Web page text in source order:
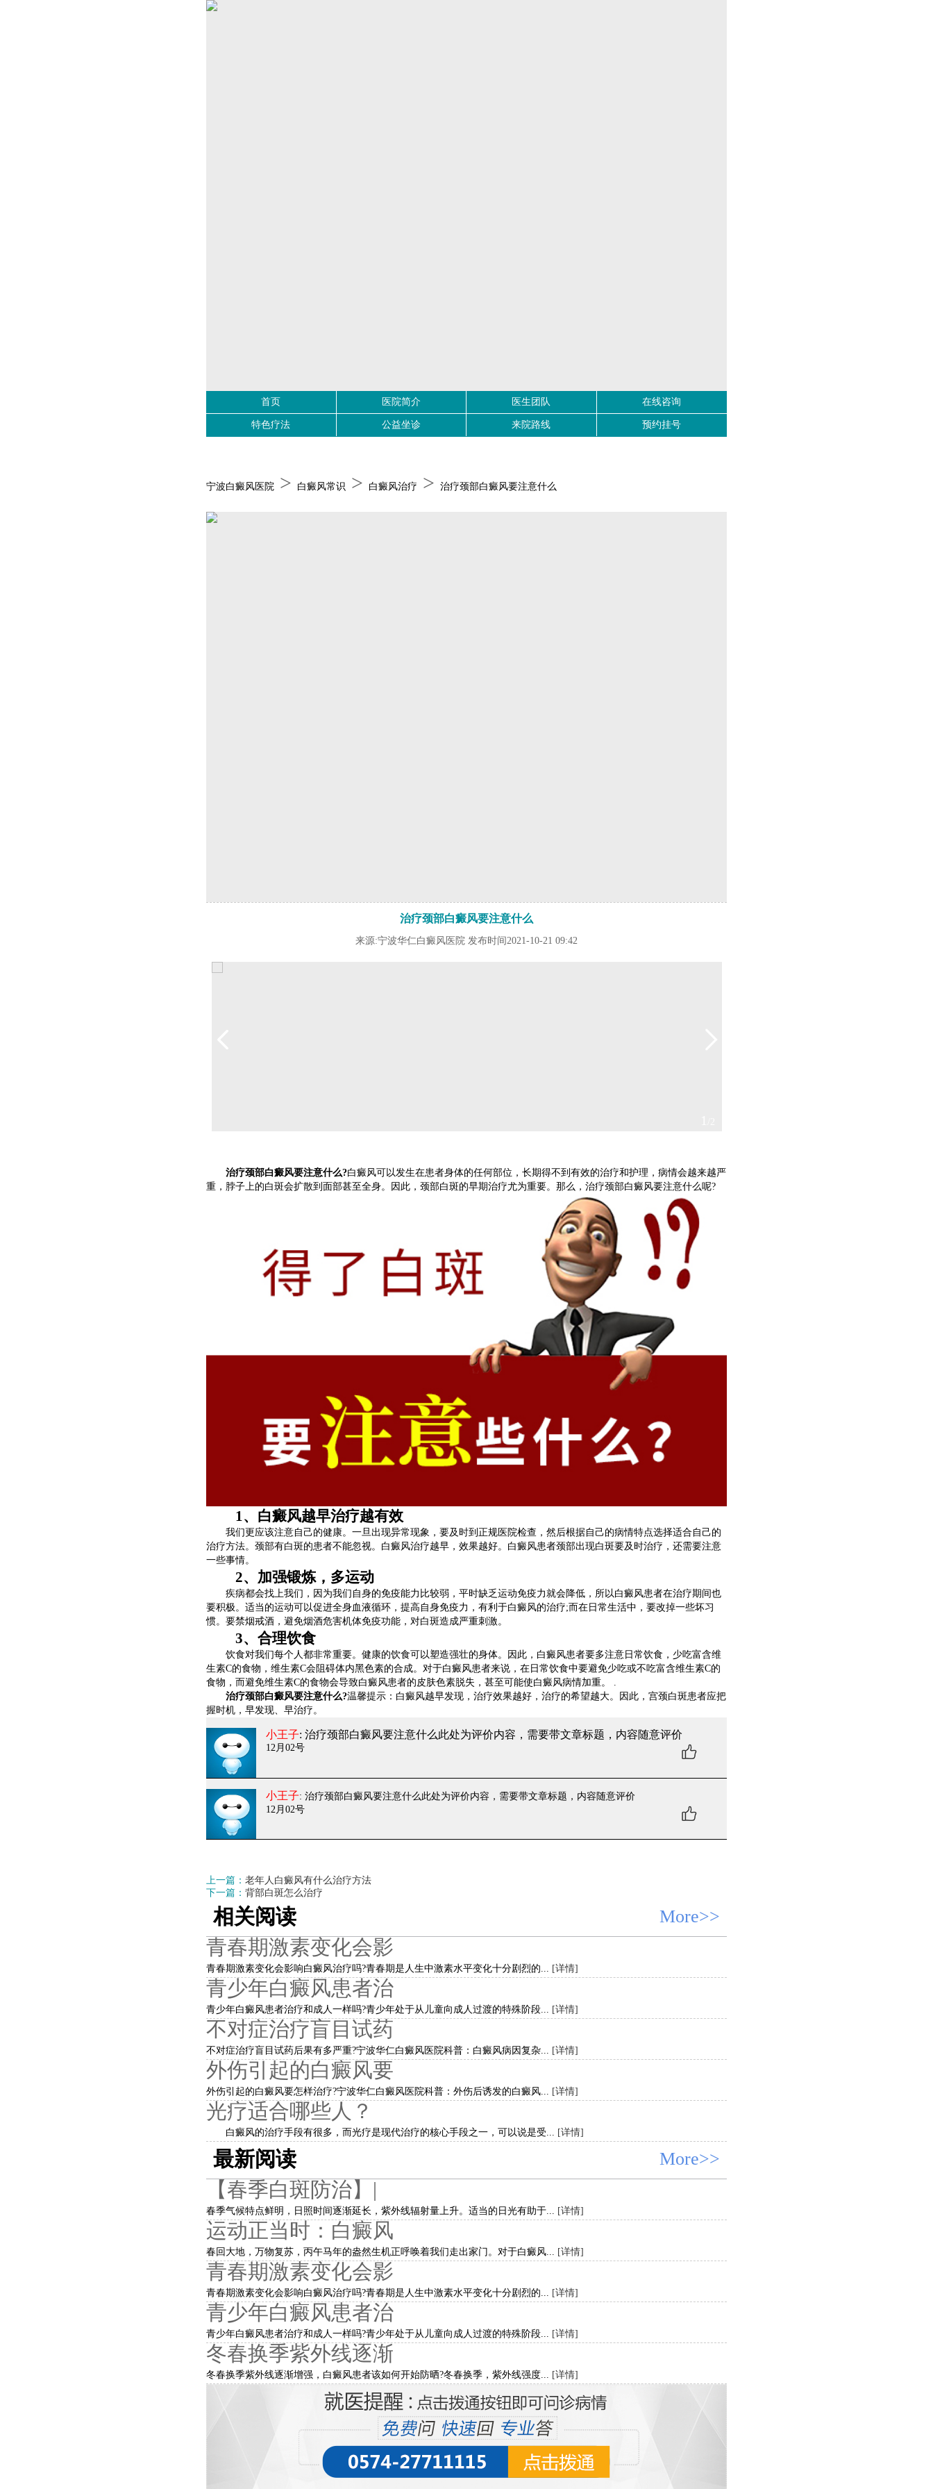
首页 医院简介 医生团队 在线咨询
特色疗法 公益坐诊 来院路线 预约挂号
宁波白癜风医院 > 白癜风常识 > 白癜风治疗 > 治疗颈部白癜风要注意什么
治疗颈部白癜风要注意什么
来源:宁波华仁白癜风医院 发布时间2021-10-21 09:42
治疗颈部白癜风要注意什么?白癜风可以发生在患者身体的任何部位，长期得不到有效的治疗和护理，病情会越来越严
重，脖子上的白斑会扩散到面部甚至全身。因此，颈部白斑的早期治疗尤为重要。那么，治疗颈部白癜风要注意什么呢?
1、白癜风越早治疗越有效
我们更应该注意自己的健康。一旦出现异常现象，要及时到正规医院检查，然后根据自己的病情特点选择适合自己的
治疗方法。颈部有白斑的患者不能忽视。白癜风治疗越早，效果越好。白癜风患者颈部出现白斑要及时治疗，还需要注意
一些事情。
2、加强锻炼，多运动
疾病都会找上我们，因为我们自身的免疫能力比较弱，平时缺乏运动免疫力就会降低，所以白癜风患者在治疗期间也
要积极。适当的运动可以促进全身血液循环，提高自身免疫力，有利于白癜风的治疗;而在日常生活中，要改掉一些坏习
惯。要禁烟戒酒，避免烟酒危害机体免疫功能，对白斑造成严重刺激。
3、合理饮食
饮食对我们每个人都非常重要。健康的饮食可以塑造强壮的身体。因此，白癜风患者要多注意日常饮食，少吃富含维
生素C的食物，维生素C会阻碍体内黑色素的合成。对于白癜风患者来说，在日常饮食中要避免少吃或不吃富含维生素C的
食物，而避免维生素C的食物会导致白癜风患者的皮肤色素脱失，甚至可能使白癜风病情加重。 .
治疗颈部白癜风要注意什么?温馨提示：白癜风越早发现，治疗效果越好，治疗的希望越大。因此，宫颈白斑患者应把
握时机，早发现、早治疗。
小王子: 治疗颈部白癜风要注意什么此处为评价内容，需要带文章标题，内容随意评价
12月02号
小王子: 治疗颈部白癜风要注意什么 此处为评价内容，需要带文章标题，内容随意评价
12月02号
上一篇： 老年人白癜风有什么治疗方法
下一篇： 背部白斑怎么治疗
相关阅读 More>>
青春期激素变化会影
青春期激素变化会影响白癜风治疗吗?青春期是人生中激素水平变化十分剧烈的... [详情]
青少年白癜风患者治
青少年白癜风患者治疗和成人一样吗?青少年处于从儿童向成人过渡的特殊阶段... [详情]
不对症治疗盲目试药
不对症治疗盲目试药后果有多严重?宁波华仁白癜风医院科普：白癜风病因复杂... [详情]
外伤引起的白癜风要
外伤引起的白癜风要怎样治疗?宁波华仁白癜风医院科普：外伤后诱发的白癜风... [详情]
光疗适合哪些人？
白癜风的治疗手段有很多，而光疗是现代治疗的核心手段之一，可以说是受... [详情]
最新阅读 More>>
【春季白斑防治】|
春季气候特点鲜明，日照时间逐渐延长，紫外线辐射量上升。适当的日光有助于... [详情]
运动正当时：白癜风
春回大地，万物复苏，丙午马年的盎然生机正呼唤着我们走出家门。对于白癜风... [详情]
青春期激素变化会影
青春期激素变化会影响白癜风治疗吗?青春期是人生中激素水平变化十分剧烈的... [详情]
青少年白癜风患者治
青少年白癜风患者治疗和成人一样吗?青少年处于从儿童向成人过渡的特殊阶段... [详情]
冬春换季紫外线逐渐
冬春换季紫外线逐渐增强，白癜风患者该如何开始防晒?冬春换季，紫外线强度... [详情]